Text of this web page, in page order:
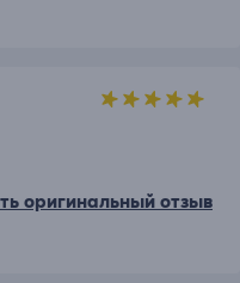
оригинальный отзыв